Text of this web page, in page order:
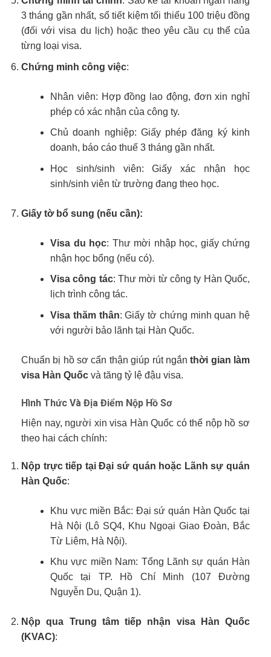
3 tháng gần nhất, sổ tiết kiệm tối thiểu 100 triệu đồng
(đối với visa du lịch) hoặc theo yêu cầu cụ thể của
từng loại visa.
Chứng minh công việc:
Nhân viên: Hợp đồng lao động, đơn xin nghỉ
phép có xác nhận của công ty.
Chủ doanh nghiệp: Giấy phép đăng ký kinh
doanh, báo cáo thuế 3 tháng gần nhất.
Học sinh/sinh viên: Giấy xác nhận học
sinh/sinh viên từ trường đang theo học.
Giấy tờ bổ sung (nếu cần):
Visa du học: Thư mời nhập học, giấy chứng
nhận học bổng (nếu có).
Visa công tác: Thư mời từ công ty Hàn Quốc,
lịch trình công tác.
Visa thăm thân: Giấy tờ chứng minh quan hệ
với người bảo lãnh tại Hàn Quốc.
Chuẩn bị hồ sơ cẩn thận giúp rút ngắnthời gian làm
visa Hàn Quốc và tăng tỷ lệ đậu visa.
Hình Thức Và Địa Điểm Nộp Hồ Sơ
Hiện nay, người xin visa Hàn Quốc có thể nộp hồ sơ
theo hai cách chính:
Nộp trực tiếp tại Đại sứ quán hoặc Lãnh sự quán
Hàn Quốc:
Khu vực miền Bắc: Đại sứ quán Hàn Quốc tại
Hà Nội (Lô SQ4, Khu Ngoại Giao Đoàn, Bắc
Từ Liêm, Hà Nội).
Khu vực miền Nam: Tổng Lãnh sự quán Hàn
Quốc tại TP. Hồ Chí Minh (107 Đường
Nguyễn Du, Quận 1).
Nộp qua Trung tâm tiếp nhận visa Hàn Quốc
(KVAC):